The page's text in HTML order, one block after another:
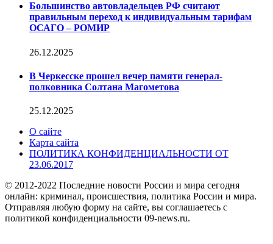
Большинство автовладельцев РФ считают
правильным переход к индивидуальным тарифам
ОСАГО – РОМИР
26.12.2025
В Черкесске прошел вечер памяти генерал-
полковника Солтана Магометова
25.12.2025
О сайте
Карта сайта
ПОЛИТИКА КОНФИДЕНЦИАЛЬНОСТИ ОТ
23.06.2017
© 2012-2022 Последние новости России и мира сегодня
онлайн: криминал, происшествия, политика России и мира.
Отправляя любую форму на сайте, вы соглашаетесь с
политикой конфиденциальности 09-news.ru.